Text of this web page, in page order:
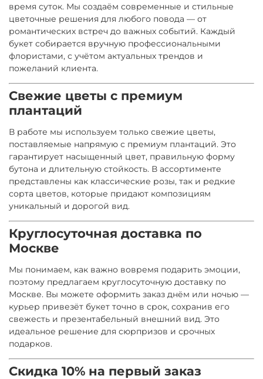
время суток. Мы создаём современные и стильные
цветочные решения для любого повода — от
романтических встреч до важных событий. Каждый
букет собирается вручную профессиональными
флористами, с учётом актуальных трендов и
пожеланий клиента.
Свежие цветы с премиум
плантаций
В работе мы используем только свежие цветы,
поставляемые напрямую с премиум плантаций. Это
гарантирует насыщенный цвет, правильную форму
бутона и длительную стойкость. В ассортименте
представлены как классические розы, так и редкие
сорта цветов, которые придают композициям
уникальный и дорогой вид.
Круглосуточная доставка по
Москве
Мы понимаем, как важно вовремя подарить эмоции,
поэтому предлагаем круглосуточную доставку по
Москве. Вы можете оформить заказ днём или ночью —
курьер привезёт букет точно в срок, сохранив его
свежесть и презентабельный внешний вид. Это
идеальное решение для сюрпризов и срочных
подарков.
Скидка 10% на первый заказ